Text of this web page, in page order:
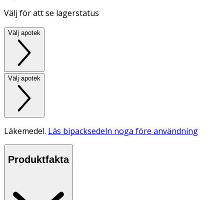
Välj för att se lagerstatus
Välj apotek
Välj apotek
Läkemedel. Läs bipacksedeln noga före användning
Produktfakta